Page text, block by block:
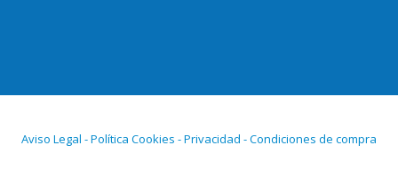
Aviso Legal - Política Cookies - Privacidad - Condiciones de compra